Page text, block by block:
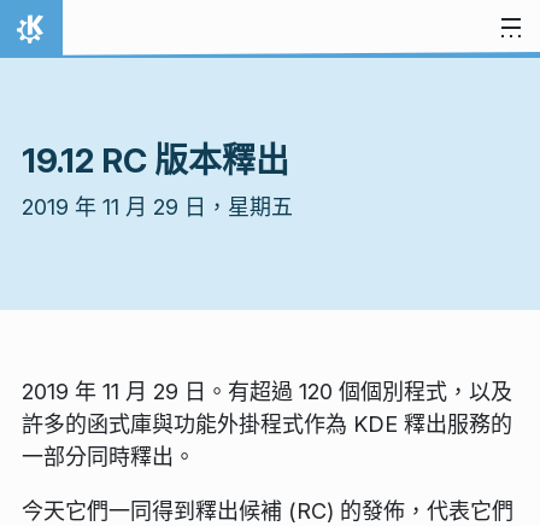
跳到內容
首頁
19.12 RC 版本釋出
2019 年 11 月 29 日，星期五
2019 年 11 月 29 日。有超過 120 個個別程式，以及
許多的函式庫與功能外掛程式作為 KDE 釋出服務的
一部分同時釋出。
今天它們一同得到釋出候補 (RC) 的發佈，代表它們